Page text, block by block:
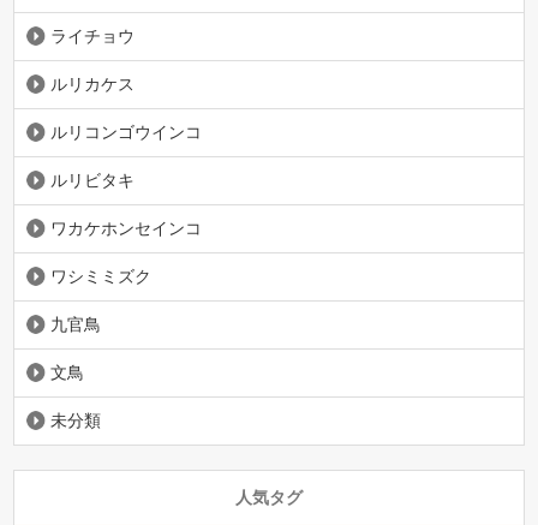
ライチョウ
ルリカケス
ルリコンゴウインコ
ルリビタキ
ワカケホンセインコ
ワシミミズク
九官鳥
文鳥
未分類
人気タグ